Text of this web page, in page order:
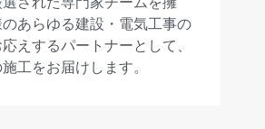
あらゆる建設・電気工事の
えするパートナーとして、
工をお届けします。